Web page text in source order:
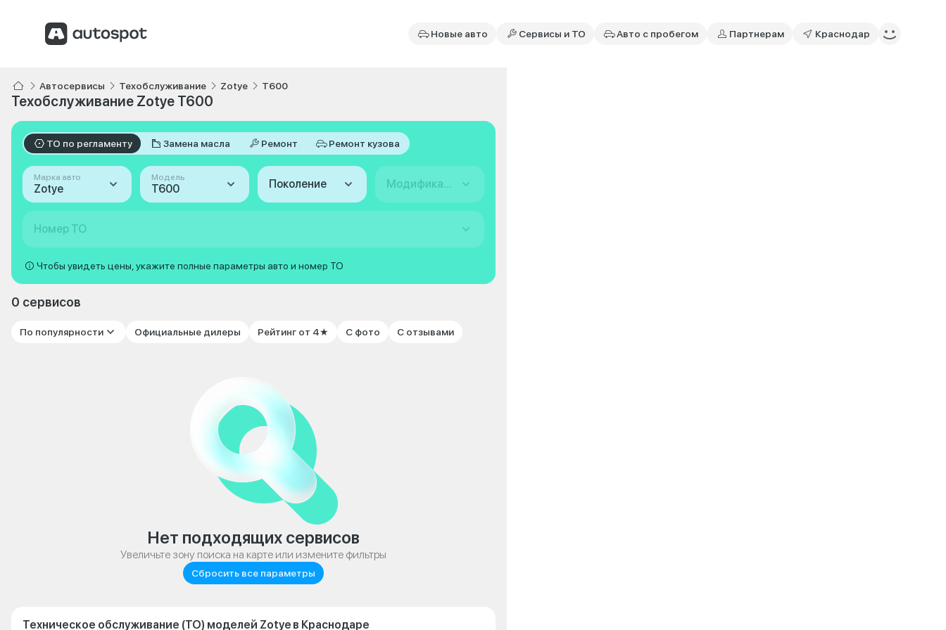
Новые авто Сервисы и ТО Авто с пробегом Партнерам Краснодар
Автосервисы Техобслуживание Zotye T600
Техобслуживание Zotye T600
ТО по регламенту Замена масла Ремонт Ремонт кузова
Марка авто
Zotye
Модель
T600 Поколение Модификация
Номер ТО
Чтобы увидеть цены, укажите полные параметры авто и номер ТО
0 сервисов
По популярности Официальные дилеры Рейтинг от 4★ С фото С отзывами
Нет подходящих сервисов
Увеличьте зону поиска на карте или измените фильтры
Сбросить все параметры
Техническое обслуживание (ТО) моделей Zotye в Краснодаре